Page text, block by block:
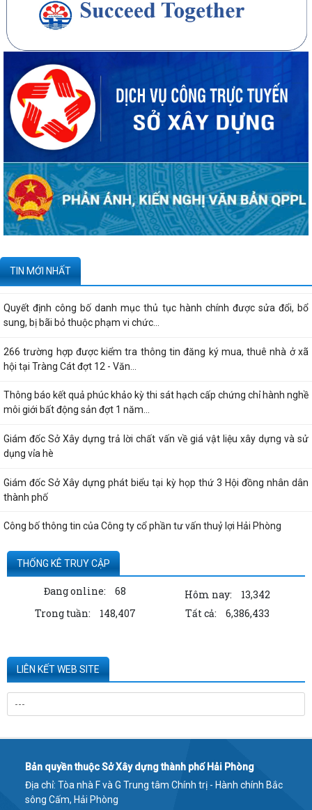
TIN MỚI NHẤT
20 căn nhà ở thấp tầng tại Khu dân cư Hồng Phong đủ điều kiện đưa
vào kinh doanh - Văn bản số...
270 căn nhà ở thấp tầng tại Dự án Khu đô thị mới phường Thủy
Nguyên đủ điều kiện đưa vào kinh doanh...
Công bố danh mục thủ tục hành chính được sửa đổi, bổ sung, thay thế,
bị bãi bỏ thuộc phạm vi chức...
Kê khai giá hàng hóa, dịch vụ bán trong nước hoặc xuất khẩu của
Công ty TNHH ống thép 190 - Văn bản...
Tạm thời chưa trả kết quả cấp chứng chỉ hành nghề hoạt động xây
Quyết định công bố danh mục thủ tục hành chính được sửa đổi, bổ
sung, bị bãi bỏ thuộc phạm vi chức...
266 trường hợp được kiểm tra thông tin đăng ký mua, thuê nhà ở xã
hội tại Tràng Cát đợt 12 - Văn...
Thông báo kết quả phúc khảo kỳ thi sát hạch cấp chứng chỉ hành nghề
môi giới bất động sản đợt 1 năm...
Giám đốc Sở Xây dựng trả lời chất vấn về giá vật liệu xây dựng và sử
dụng vỉa hè
Giám đốc Sở Xây dựng phát biểu tại kỳ họp thứ 3 Hội đồng nhân dân
thành phố
Công bố thông tin của Công ty cổ phần tư vấn thuỷ lợi Hải Phòng
Quyết định công bố thủ tục hành chính nội bộ được sửa đổi, bổ sung
thuộc phạm vi, chức năng quản lý...
Thông tin về số lượng căn hộ chung cư thuộc dự án Hoàng Huy Sở Dầu
đã bán cho các tổ chức, cá nhân...
Công ty TNHH ống thép 190 - Văn bản...
Thông báo hạn chế giao thông đường thủy trên sông Thái Bình phục
Kê khai giá hàng hóa, dịch vụ bán trong nước hoặc xuất khẩu của
Công ty TNHH ống thép 190 - Văn bản...
THỐNG KÊ TRUY CẬP
Đang online: 68 Hôm nay:
13,342
Trong tuần:
148,407 Tất cả: 6,386,433
LIÊN KẾT WEB SITE
Bản quyền thuộc Sở Xây dựng thành phố Hải Phòng
Địa chỉ: Tòa nhà F và G Trung tâm Chính trị - Hành chính Bắc
sông Cấm, Hải Phòng